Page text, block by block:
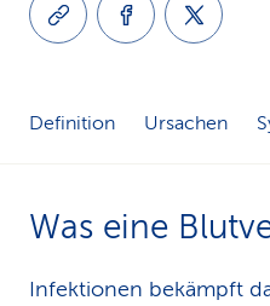
Definition Ursachen
Was eine
Infektionen bekämpft